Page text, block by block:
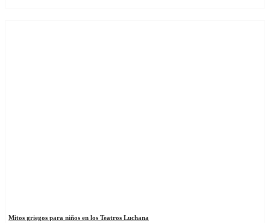
Mitos griegos para niños en los Teatros Luchana